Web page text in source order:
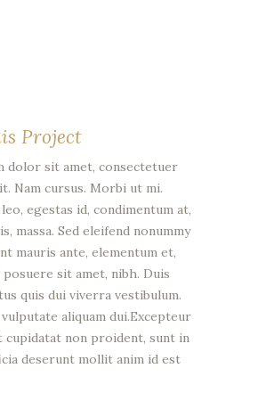
Project
dolor sit amet, consectetuer
Nam cursus. Morbi ut mi.
egestas id, condimentum at,
massa. Sed eleifend nonummy
mauris ante, elementum et,
posuere sit amet, nibh. Duis
quis dui viverra vestibulum.
aliquam dui.Excepteur
cupidatat non proident, sunt in
deserunt mollit anim id est